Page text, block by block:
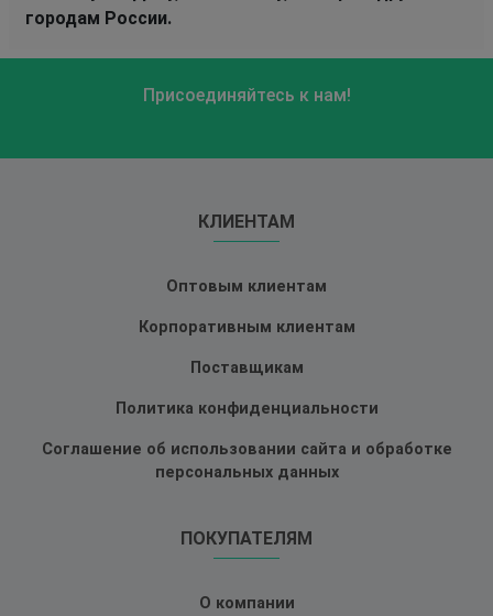
городам России.
Присоединяйтесь к нам!
КЛИЕНТАМ
Оптовым клиентам
Корпоративным клиентам
Поставщикам
Политика конфиденциальности
Соглашение об использовании сайта и обработке
персональных данных
ПОКУПАТЕЛЯМ
О компании